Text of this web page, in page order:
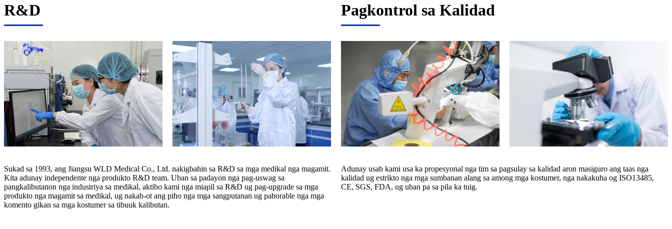
R&D
Sukad sa 1993, ang Jiangsu WLD Medical Co., Ltd. nakigbahin sa R&D sa mga medikal nga magamit.
Kita adunay independente nga produkto R&D team. Uban sa padayon nga pag-uswag sa
pangkalibutanon nga industriya sa medikal, aktibo kami nga miapil sa R&D ug pag-upgrade sa mga
produkto nga magamit sa medikal, ug nakab-ot ang piho nga mga sangputanan ug paborable nga mga
komento gikan sa mga kostumer sa tibuuk kalibutan.
Pagkontrol sa Kalidad
Adunay usab kami usa ka propesyonal nga tim sa pagsulay sa kalidad aron masiguro ang taas nga
kalidad ug estrikto nga mga sumbanan alang sa among mga kostumer, nga nakakuha og ISO13485,
CE, SGS, FDA, ug uban pa sa pila ka tuig.